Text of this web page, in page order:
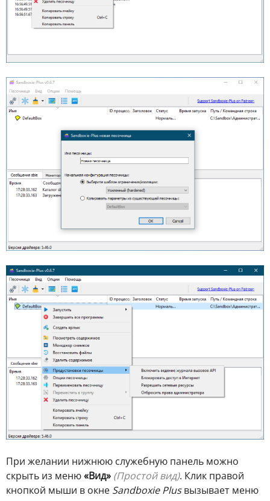
При желании нижнюю служебную панель можно
скрыть из меню«Вид» (Простой вид). Клик правой
кнопкой мыши в окне Sandboxie Plusвызывает меню